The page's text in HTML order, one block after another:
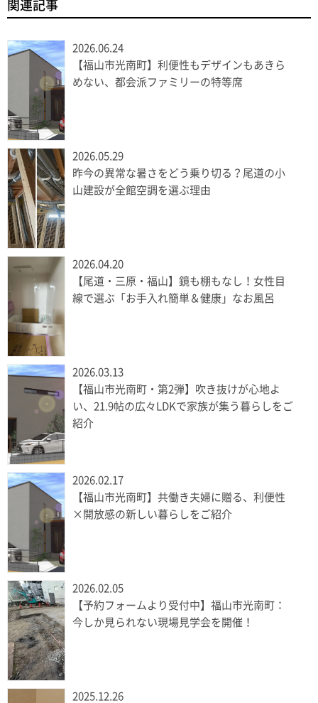
関連記事
2026.06.24
【福山市光南町】利便性もデザインもあきら
めない、都会派ファミリーの特等席
2026.05.29
昨今の異常な暑さをどう乗り切る？尾道の小
山建設が全館空調を選ぶ理由
2026.04.20
【尾道・三原・福山】鏡も棚もなし！女性目
線で選ぶ「お手入れ簡単＆健康」なお風呂
2026.03.13
【福山市光南町・第2弾】吹き抜けが心地よ
い、21.9帖の広々LDKで家族が集う暮らしをご
紹介
2026.02.17
【福山市光南町】共働き夫婦に贈る、利便性
×開放感の新しい暮らしをご紹介
2026.02.05
【予約フォームより受付中】福山市光南町：
今しか見られない現場見学会を開催！
2025.12.26